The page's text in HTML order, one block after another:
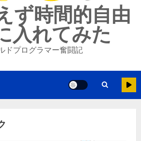
ず時間的自由
入れてみた
ドプログラマー奮闘記